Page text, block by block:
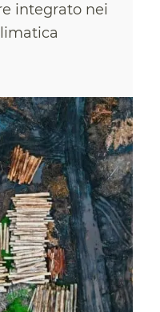
integrato nei